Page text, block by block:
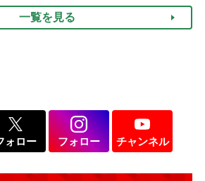
一覧を見る
ォロー フォロー チャンネル